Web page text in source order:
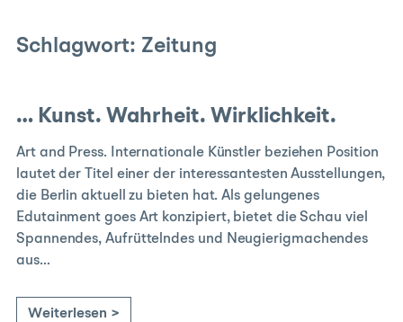
Schlagwort: Zeitung
… Kunst. Wahrheit. Wirklichkeit.
Art and Press. Internationale Künstler beziehen Position
lautet der Titel einer der interessantesten Ausstellungen,
die Berlin aktuell zu bieten hat. Als gelungenes
Edutainment goes Art konzipiert, bietet die Schau viel
Spannendes, Aufrüttelndes und Neugierigmachendes
aus…
Weiterlesen >